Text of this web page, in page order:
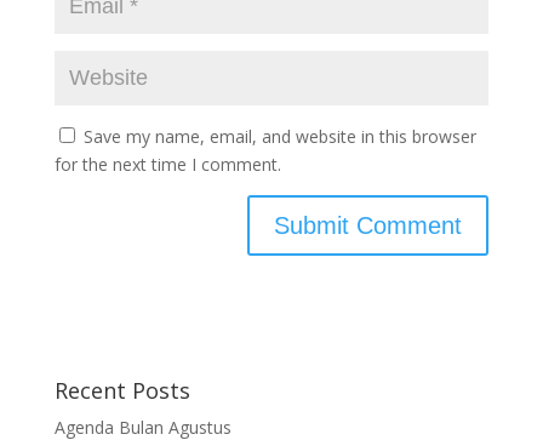
Save my name, email, and website in this browser
for the next time I comment.
Recent Posts
Agenda Bulan Agustus